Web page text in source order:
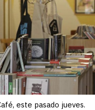
este pasado jueves.